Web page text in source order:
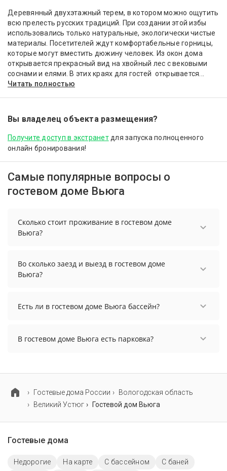
Деревянный двухэтажный терем, в котором можно ощутить
всю прелесть русских традиций. При создании этой избы
использовались только натуральные, экологически чистые
материалы. Посетителей ждут комфортабельные горницы,
которые могут вместить дюжину человек. Из окон дома
открывается прекрасный вид на хвойный лес с вековыми
соснами и елями. В этих краях для гостей открывается...
Читать полностью
Вы владелец объекта размещения?
Получите доступ в экстранетдля запуска полноценного
онлайн бронирования!
Самые популярные вопросы о
гостевом доме Вьюга
Сколько стоит проживание в гостевом доме
Вьюга?
в гостевом доме Вьюга, выберите нужные даты и
количество гостей.
Во сколько заезд и выезд в гостевом доме
Вьюга?
Есть ли в гостевом доме Вьюга бассейн?
В гостевом доме Вьюга есть парковка?
отдельно.
Гостевые дома России
Вологодская область
Великий Устюг
Гостевой дом Вьюга
Гостевые дома
Недорогие На карте С бассейном
С баней